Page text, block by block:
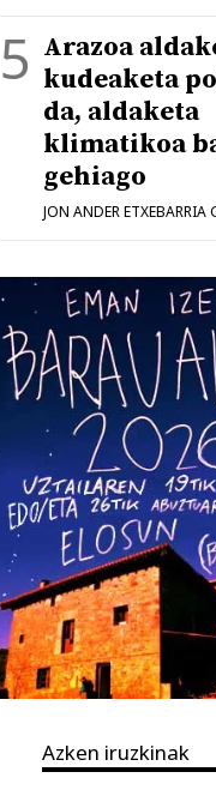
Arazoa
kudeaketa
da, aldaketa
klimatikoa
gehiago
JON ANDER ETXEBARRIA
Azken iruzkinak